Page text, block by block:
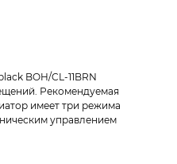
BOH/CL-11BRN
Рекомендуемая
имеет три режима
управлением